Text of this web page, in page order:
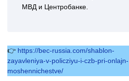
МВД и Центробанке.
👉 https://bec-russia.com/shablon-
zayavleniya-v-policziyu-i-czb-pri-onlajn-
moshennichestve/